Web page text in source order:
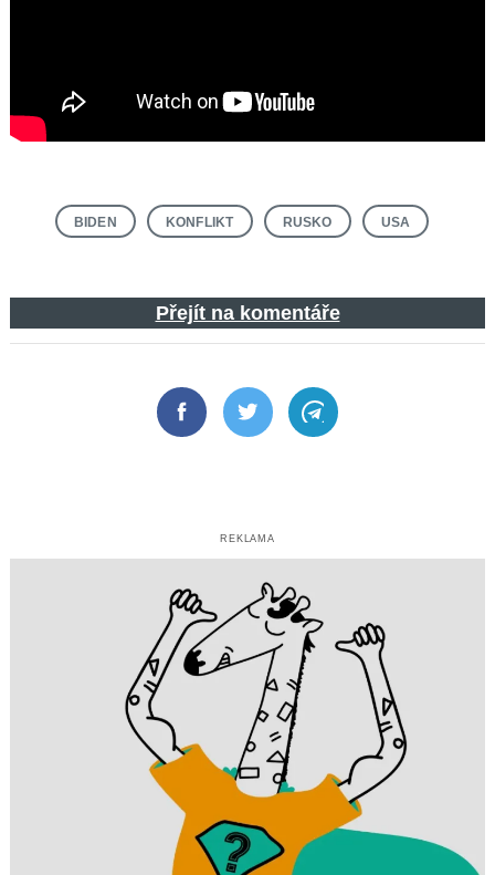
BIDEN KONFLIKT RUSKO USA
Přejít na komentáře
FacebookTwitter Telegram
REKLAMA